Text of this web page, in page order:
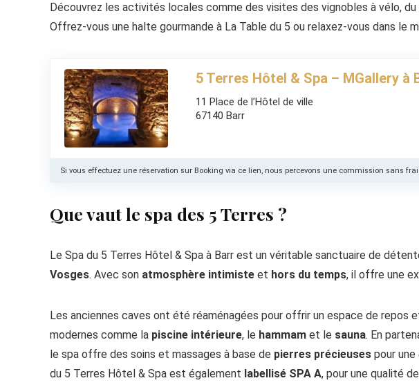
Découvrez les activités locales comme des visites des vignobles à vélo, du
Offrez-vous une halte gourmande à La Table du 5 ou relaxez-vous dans le
5 Terres Hôtel & Spa – MGallery à
11 Place de l’Hôtel de ville
67140 Barr
Si vous effectuez une réservation sur Booking via ce lien, nous percevons une commission sans
Que vaut le spa des 5 Terres ?
Le Spa du 5 Terres Hôtel & Spa à Barr est un véritable sanctuaire de
Vosges. Avec son atmosphère intimiste et hors du temps, il offre une
Les anciennes caves ont été réaménagées pour offrir un espace de repos
modernes comme la piscine intérieure, le hammam et le sauna. En
le spa offre des soins et massages à base de pierres précieuses pour
du 5 Terres Hôtel & Spa est également labellisé SPA A, pour une qualité